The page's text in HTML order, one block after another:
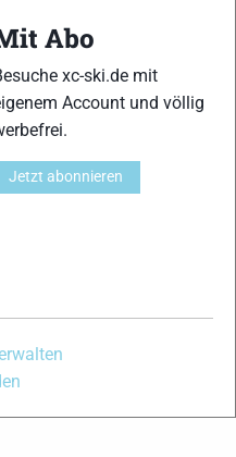
deine Lieblingssportarten
Profi-Sportler, wir haben
kannst uns jederzeit über
Abo
xc-ski.de mit
Account und völlig
Jetzt abonnieren